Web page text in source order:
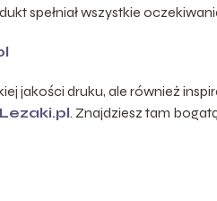
spełniał wszystkie
jakości druku, ale również
. Znajdziesz tam